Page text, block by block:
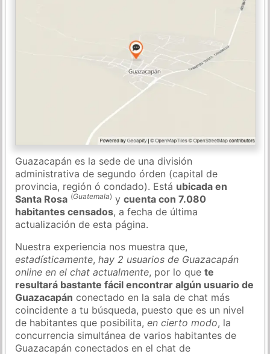
Guazacapán es la sede de una división
administrativa de segundo órden (capital de
provincia, región ó condado). Está ubicada en
Santa Rosa (Guatemala) ycuenta con 7.080
habitantes censados, a fecha de última
actualización de esta página.
Nuestra experiencia nos muestra que,
estadísticamente,hay 2 usuarios de Guazacapán
online en el chat actualmente, por lo quete
resultará bastante fácil encontrar algún usuario de
Guazacapán conectado en la sala de chat más
coincidente a tu búsqueda, puesto que es un nivel
de habitantes que posibilita,en cierto modo, la
concurrencia simultánea de varios habitantes de
Guazacapán conectados en el chat de